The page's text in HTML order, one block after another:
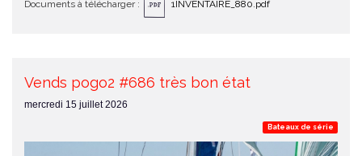
Documents à télécharger :
1INVENTAIRE_880.pdf
Vends pogo2 #686 très bon état
mercredi 15 juillet 2026
Bateaux de série